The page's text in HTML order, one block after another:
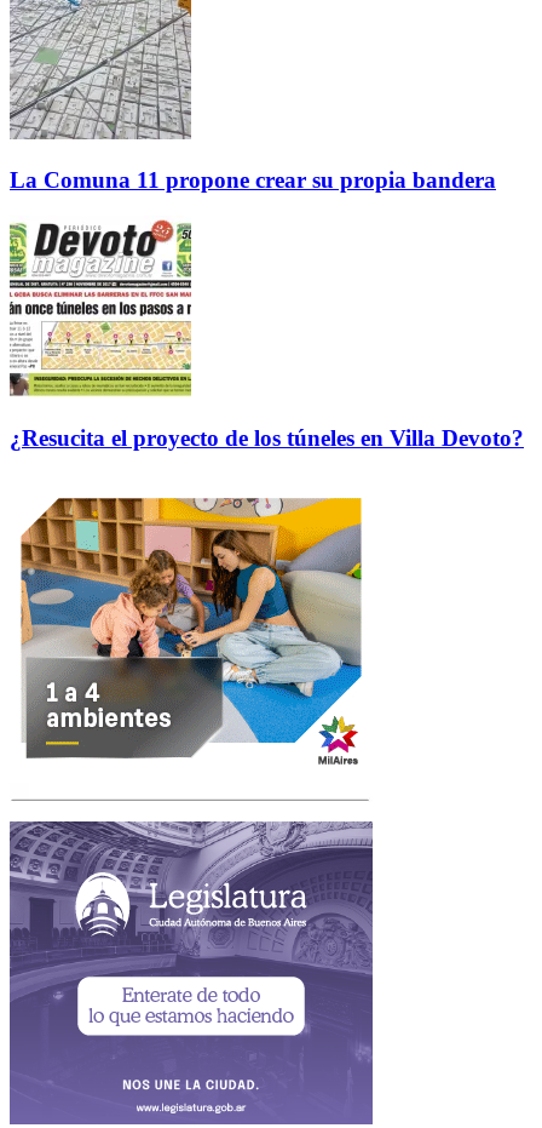
La Comuna 11 propone crear su propia bandera
¿Resucita el proyecto de los túneles en Villa Devoto?